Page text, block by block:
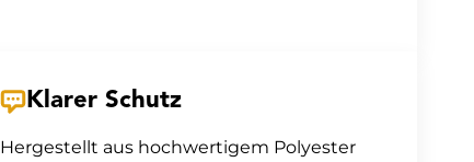
Klarer Schutz
Hergestellt aus hochwertigem Polyester